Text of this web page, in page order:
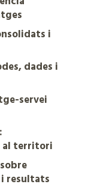
i
dades i
servei
al territori
i resultats